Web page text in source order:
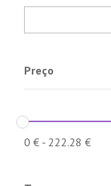
Preço
0 €- 222.28 €